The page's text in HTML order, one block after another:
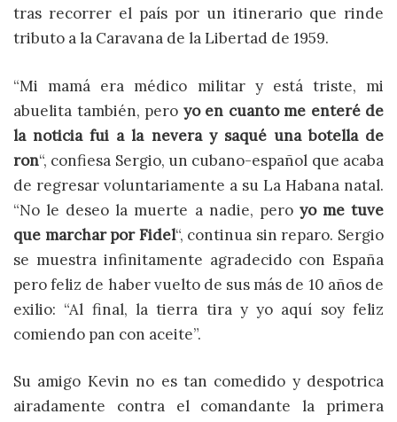
tras recorrer el país por un itinerario que rinde
tributo a la Caravana de la Libertad de 1959.
“Mi mamá era médico militar y está triste, mi
abuelita también, pero yo en cuanto me enteré de
la noticia fui a la nevera y saqué una botella de
ron“, confiesa Sergio, un cubano-español que acaba
de regresar voluntariamente a su La Habana natal.
“No le deseo la muerte a nadie, pero yo me tuve
que marchar por Fidel“, continua sin reparo. Sergio
se muestra infinitamente agradecido con España
pero feliz de haber vuelto de sus más de 10 años de
exilio: “Al final, la tierra tira y yo aquí soy feliz
comiendo pan con aceite”.
Su amigo Kevin no es tan comedido y despotrica
airadamente contra el comandante la primera